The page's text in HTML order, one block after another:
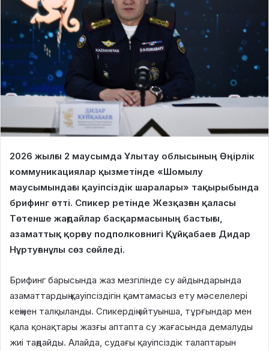
2026 жылғы 2 маусымда Ұлытау облысының Өңірлік
коммуникациялар қызметінде «Шомылу
маусымындағы қауіпсіздік шаралары» тақырыбында
брифинг өтті. Спикер ретінде Жезқазған қаласы
Төтенше жағдайлар басқармасының бастығы,
азаматтық қорғау подполковнигі Құйқабаев Дидар
Нұртуғанұлы сөз сөйледі.
Брифинг барысында жаз мезгілінде су айдындарында
азаматтардың қауіпсіздігін қамтамасыз ету мәселелері
кеңінен талқыланды. Спикердің айтуынша, тұрғындар мен
қала қонақтары жазғы аптапта су жағасында демалуды
жиі таңдайды. Алайда, судағы қауіпсіздік талаптарын